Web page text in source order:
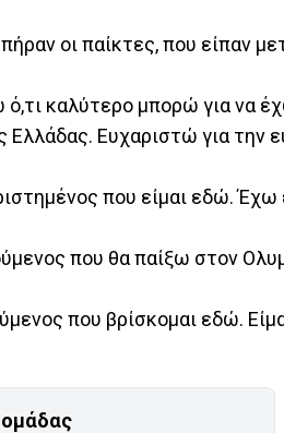
οι παίκτες, που είπαν
καλύτερο μπορώ για να
Ευχαριστώ για την
που είμαι εδώ.
που θα παίξω στον
που βρίσκομαι εδώ.